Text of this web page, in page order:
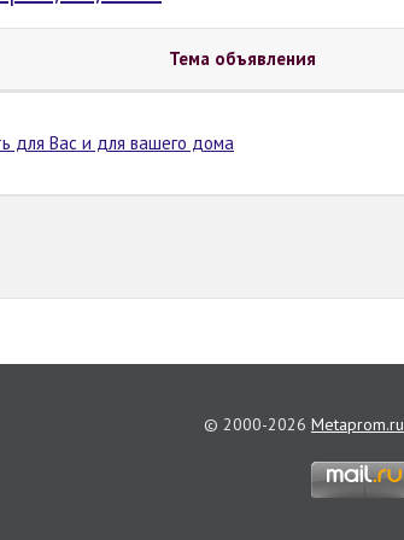
Тема объявления
для Вас и для вашего дома
© 2000-2026 Metaprom.ru